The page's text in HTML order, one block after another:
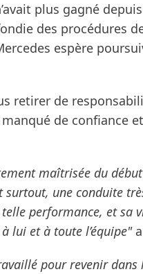
plus gagné
des procédures
espère
retirer de
de confiance
maîtrisée du
une conduite
telle performance, et sa
lui et à toute l’équipe"a
pour revenir